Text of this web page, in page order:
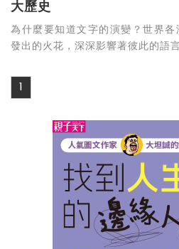
大歷史
為什麼要知道文字的演變？世界
發出的火花，深深影響著彼此的語
1